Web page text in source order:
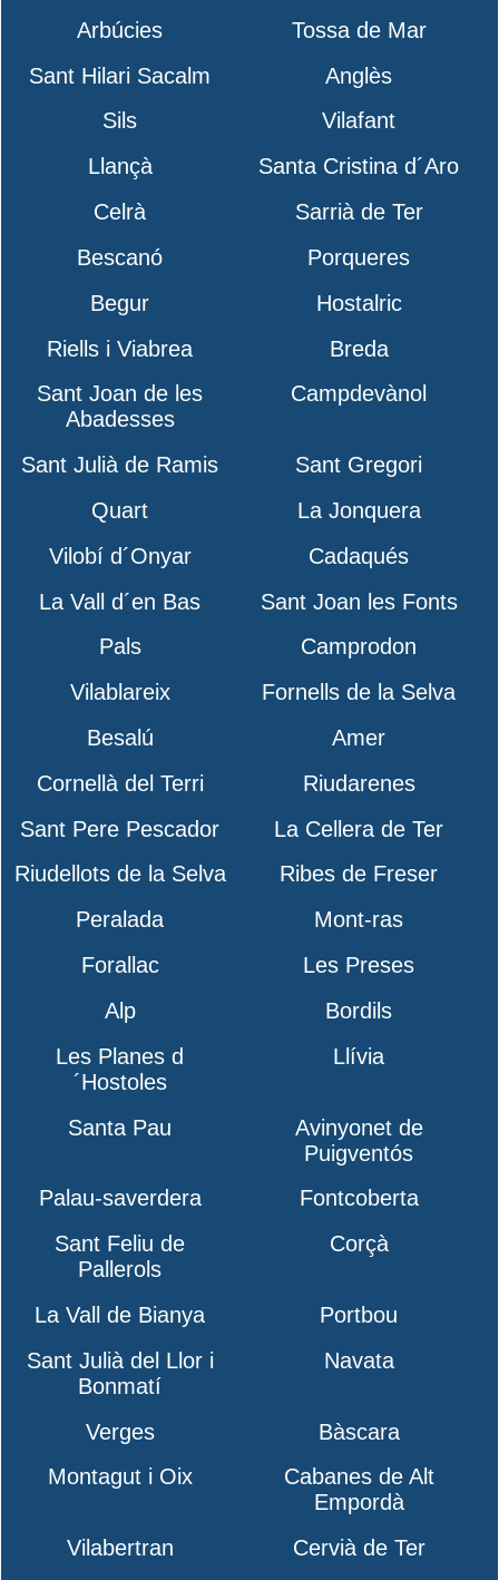
Arbúcies
Tossa de Mar
Sant Hilari Sacalm
Anglès
Sils
Vilafant
Llançà
Santa Cristina d´Aro
Celrà
Sarrià de Ter
Bescanó
Porqueres
Begur
Hostalric
Riells i Viabrea
Breda
Sant Joan de les
Abadesses
Campdevànol
Sant Julià de Ramis
Sant Gregori
Quart
La Jonquera
Vilobí d´Onyar
Cadaqués
La Vall d´en Bas
Sant Joan les Fonts
Pals
Camprodon
Vilablareix
Fornells de la Selva
Besalú
Amer
Cornellà del Terri
Riudarenes
Sant Pere Pescador
La Cellera de Ter
Riudellots de la Selva
Ribes de Freser
Peralada
Mont-ras
Forallac
Les Preses
Alp
Bordils
Les Planes d
´Hostoles
Llívia
Santa Pau
Avinyonet de
Puigventós
Palau-saverdera
Fontcoberta
Sant Feliu de
Pallerols
Corçà
La Vall de Bianya
Portbou
Sant Julià del Llor i
Bonmatí
Navata
Verges
Bàscara
Montagut i Oix
Cabanes de Alt
Empordà
Vilabertran
Cervià de Ter